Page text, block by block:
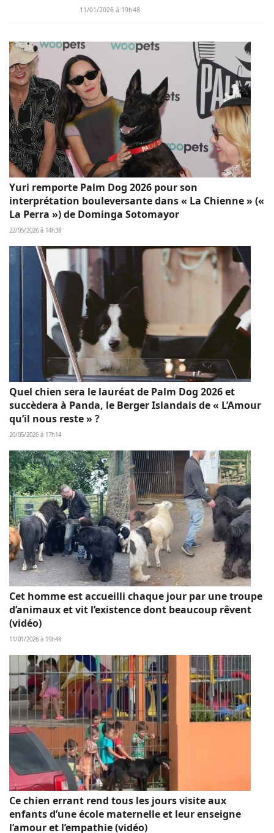
11/01/2026 à 19h48
Yuri remporte Palm Dog 2026 pour son
interprétation bouleversante dans « La Chienne » («
La Perra ») de Dominga Sotomayor
22/05/2026 à 14h38
Quel chien sera le lauréat de Palm Dog 2026 et
succèdera à Panda, le Berger Islandais de « L’Amour
qu’il nous reste » ?
20/05/2026 à 17h14
Cet homme est accueilli chaque jour par une troupe
d’animaux et vit l’existence dont beaucoup rêvent
(vidéo)
11/01/2026 à 19h48
Ce chien errant rend tous les jours visite aux
enfants d’une école maternelle et leur enseigne
l’amour et l’empathie (vidéo)